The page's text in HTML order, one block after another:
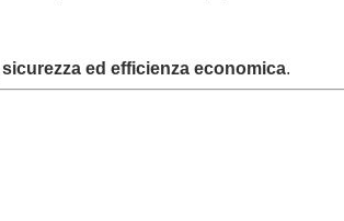
ed efficienza economica.